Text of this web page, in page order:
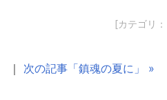
[カテゴリ：
｜ 次の記事「鎮魂の夏に」 »